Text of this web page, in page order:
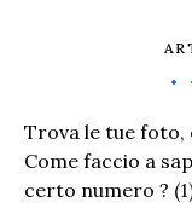
Trova le tue foto,
Come faccio a
certo numero ?